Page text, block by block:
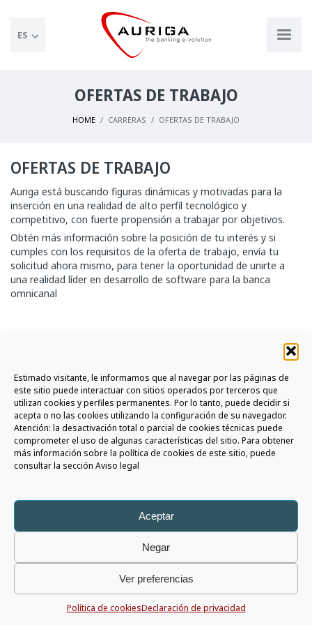
Estimado visitante, le informamos que al navegar por las páginas de
este sitio puede interactuar con sitios operados por terceros que
utilizan cookies y perfiles permanentes. Por lo tanto, puede decidir si
acepta o no las cookies utilizando la configuración de su navegador.
Atención: la desactivación total o parcial de cookies técnicas puede
comprometer el uso de algunas características del sitio. Para obtener
más información sobre la política de cookies de este sitio, puede
consultar la sección Aviso legal
Aceptar
Negar
Ver preferencias
Política de cookiesDeclaración de privacidad
ES
OFERTAS DE TRABAJO
HOME CARRERAS OFERTAS DE TRABAJO
OFERTAS DE TRABAJO
Auriga está buscando figuras dinámicas y motivadas para la
inserción en una realidad de alto perfil tecnológico y
competitivo, con fuerte propensión a trabajar por objetivos.
Obtén más información sobre la posición de tu interés y si
cumples con los requisitos de la oferta de trabajo, envía tu
solicitud ahora mismo, para tener la oportunidad de unirte a
una realidad líder en desarrollo de software para la banca
omnicanal
SUSCRÍBETE A LA NEWSLETTER
ÚNETE A LA COMMUNITY AURIGA
SIGAMOS EN CONTACTO
Copyright © 2026 - All rights reserved |
P.I. 05566820725 - Capital € 1.196.055 i.v. - R.E.A. 426675